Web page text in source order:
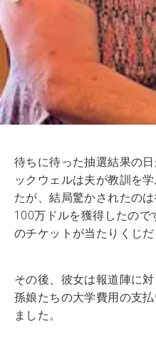
待ちに待った抽選結果の
ックウェルは夫が教訓を
たが、結局驚かされたの
100万ドルを獲得したの
のチケットが当たりくじだ
その後、彼女は報道陣に
孫娘たちの大学費用の支
ました。